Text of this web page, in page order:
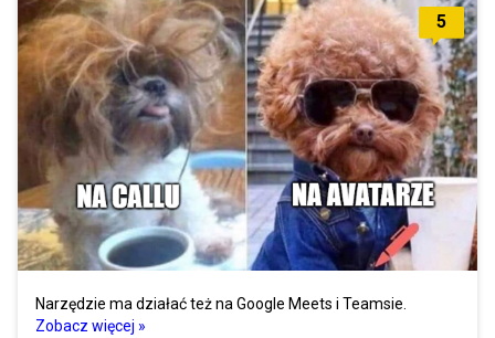
5
Narzędzie ma działać też na Google Meets i Teamsie.
Zobacz więcej »